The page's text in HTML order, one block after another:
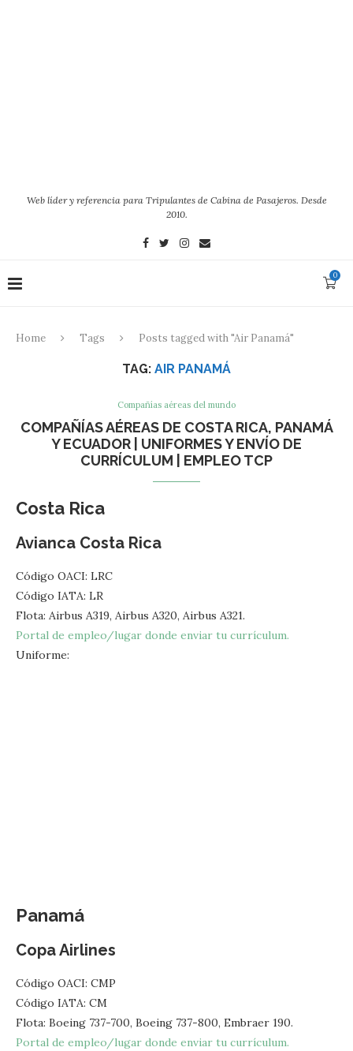
Web líder y referencia para Tripulantes de Cabina de Pasajeros. Desde
2010.
0
Home Tags Posts tagged with "Air Panamá"
TAG: AIR PANAMÁ
Compañías aéreas del mundo
COMPAÑÍAS AÉREAS DE COSTA RICA, PANAMÁ
Y ECUADOR | UNIFORMES Y ENVÍO DE
CURRÍCULUM | EMPLEO TCP
Costa Rica
Avianca Costa Rica
Código OACI: LRC
Código IATA: LR
Flota: Airbus A319, Airbus A320, Airbus A321.
Portal de empleo/lugar donde enviar tu currículum.
Uniforme:
Panamá
Copa Airlines
Código OACI: CMP
Código IATA: CM
Flota: Boeing 737-700, Boeing 737-800, Embraer 190.
Portal de empleo/lugar donde enviar tu currículum.